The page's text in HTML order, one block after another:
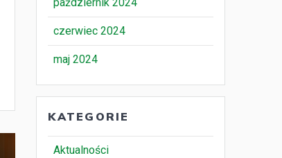
czerwiec 2024
maj 2024
KATEGORIE
Aktualności